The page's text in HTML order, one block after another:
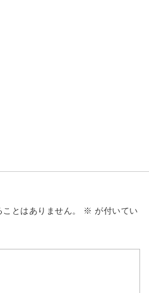
とはありません。 ※ が付いてい